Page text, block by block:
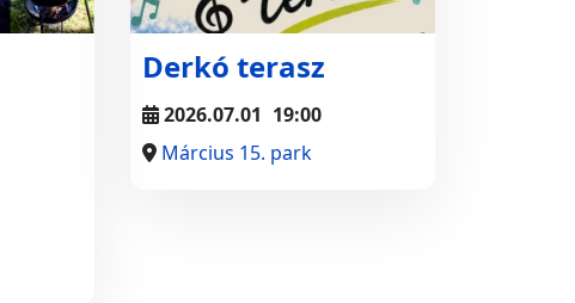
Derkó terasz
2026.07.01 19:00
Március 15. park